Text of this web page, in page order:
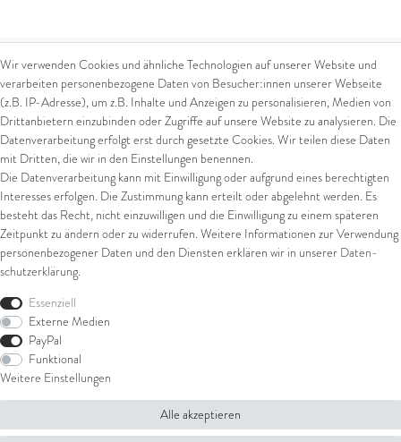
Kontakt
Kontaktformular
Arena in Arte GmbH
Marktgasse 2,
8600 Dübendorf
Tel: +41 44 821 60 40
E-Mail:info@goldschmiede-
arena.com
Rechtliches
AGB
Impressum
Datenschutz
Widerrufsrecht
Zahlung und Versand
Widerrufsformular
Wir verwenden Cookies und ähnliche Technologien auf unserer Website und
verarbeiten personenbezogene Daten von Besucher:innen unserer Webseite
(z.B. IP-Adresse), um z.B. Inhalte und Anzeigen zu personalisieren, Medien von
Drittanbietern einzubinden oder Zugriffe auf unsere Website zu analysieren. Die
Datenverarbeitung erfolgt erst durch gesetzte Cookies. Wir teilen diese Daten
mit Dritten, die wir in den Einstellungen benennen.
Die Datenverarbeitung kann mit Einwilligung oder aufgrund eines berechtigten
Interesses erfolgen. Die Zustimmung kann erteilt oder abgelehnt werden. Es
besteht das Recht, nicht einzuwilligen und die Einwilligung zu einem späteren
Zeitpunkt zu ändern oder zu widerrufen. Weitere Informationen zur Verwendung
personenbezogener Daten und den Diensten erklären wir in unserer Daten­
schutz­erklärung.
Essenziell
Externe Medien
PayPal
Funktional
Weitere Einstellungen
Alle akzeptieren